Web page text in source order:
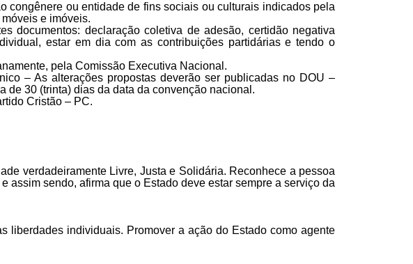
congênere ou entidade de fins sociais ou culturais indicados pela
e imóveis.
documentos: declaração coletiva de adesão, certidão negativa
estar em dia com as contribuições partidárias e tendo o
pela Comissão Executiva Nacional.
– As alterações propostas deverão ser publicadas no DOU –
de 30 (trinta) dias da data da convenção nacional.
Cristão – PC.
verdadeiramente Livre, Justa e Solidária. Reconhece a pessoa
assim sendo, afirma que o Estado deve estar sempre a serviço da
liberdades individuais. Promover a ação do Estado como agente